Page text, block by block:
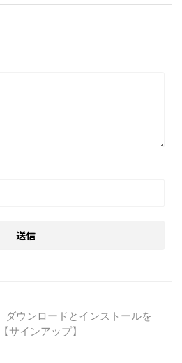
ダウンロードとインストールを
サインアップ】